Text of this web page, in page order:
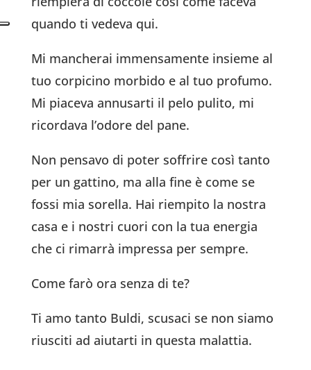
quando ti vedeva qui.
Mi mancherai immensamente insieme al
tuo corpicino morbido e al tuo profumo.
Mi piaceva annusarti il pelo pulito, mi
ricordava l’odore del pane.
Non pensavo di poter soffrire così tanto
per un gattino, ma alla fine è come se
fossi mia sorella. Hai riempito la nostra
casa e i nostri cuori con la tua energia
che ci rimarrà impressa per sempre.
Come farò ora senza di te?
Ti amo tanto Buldi, scusaci se non siamo
riusciti ad aiutarti in questa malattia.